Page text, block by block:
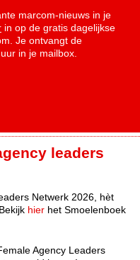
marcom-nieuws in je
in op de gratis dagelijkse
Je ontvangt de
in je mailbox.
leaders
Netwerk 2026, hèt
hier het Smoelenboek
Agency Leaders